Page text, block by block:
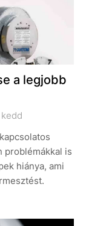
a legjobb
problémákkal is
hiánya, ami